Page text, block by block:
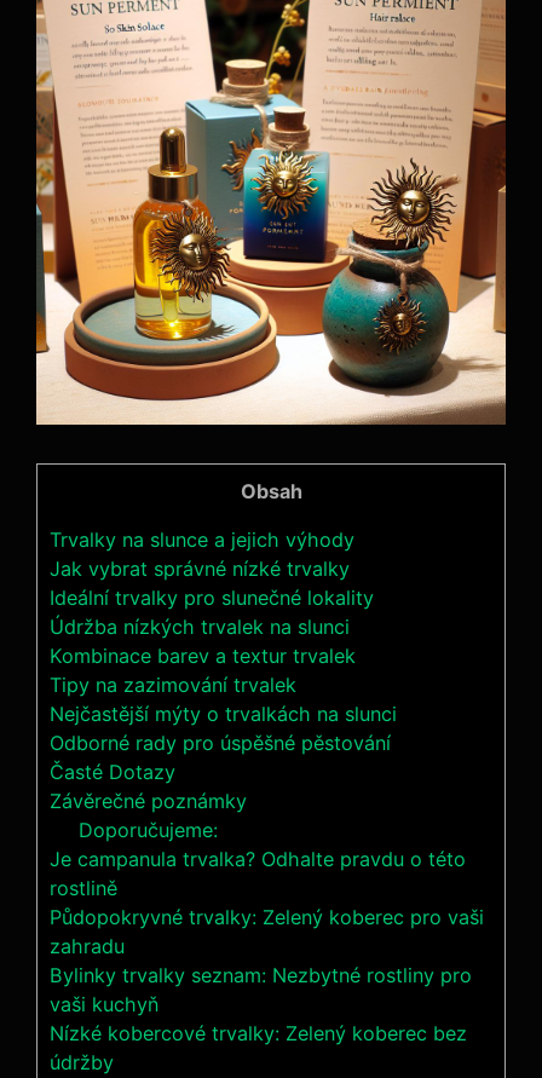
Obsah
Trvalky na slunce a jejich výhody
Jak vybrat správné nízké trvalky
Ideální trvalky pro slunečné lokality
Údržba nízkých trvalek na slunci
Kombinace barev a textur trvalek
Tipy na zazimování trvalek
Nejčastější mýty o trvalkách na slunci
Odborné rady pro úspěšné pěstování
Časté Dotazy
Závěrečné poznámky
Doporučujeme:
Je campanula trvalka? Odhalte pravdu o této
rostlině
Půdopokryvné trvalky: Zelený koberec pro vaši
zahradu
Bylinky trvalky seznam: Nezbytné rostliny pro
vaši kuchyň
Nízké kobercové trvalky: Zelený koberec bez
údržby